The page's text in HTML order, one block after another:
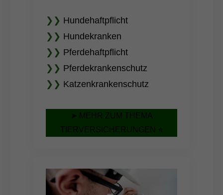
❯❯ Hundehaftpflicht
❯❯ Hundekranken
❯❯ Pferdehaftpflicht
❯❯ Pferdekrankenschutz
❯❯ Katzenkrankenschutz
➤ MEHR ZUM THEMA
TIERVERSICHERUNGEN ⭐